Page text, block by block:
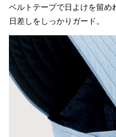
ベルトテープで日よけを留め
日差しをしっかりガード。